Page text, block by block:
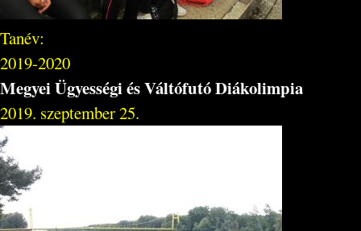
Tanév:
2019-2020
Megyei Ügyességi és Váltófutó Diákolimpia
2019. szeptember 25.